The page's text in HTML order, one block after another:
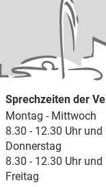
Sprechzeiten der
Montag - Mittwoch
8.30 - 12.30 Uhr
Donnerstag
8.30 - 12.30 Uhr
Freitag